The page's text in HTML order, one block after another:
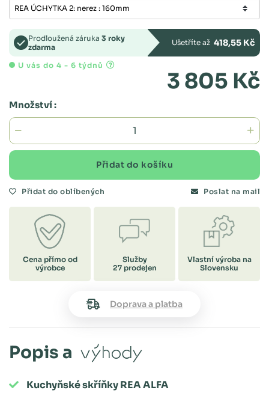
Prodloužená záruka 3 roky
zdarma
Ušetříte až 418,55 Kč
U vás do 4 - 6 týdnů
3 805 Kč
Množství :
Přidat do košíku
Přidat do oblíbených Poslat na mail
Cena přímo od
výrobce
Služby
27 prodejen
Vlastní výroba na
Slovensku
Doprava a platba
Popis a výhody
Kuchyňské skříňky REA ALFA